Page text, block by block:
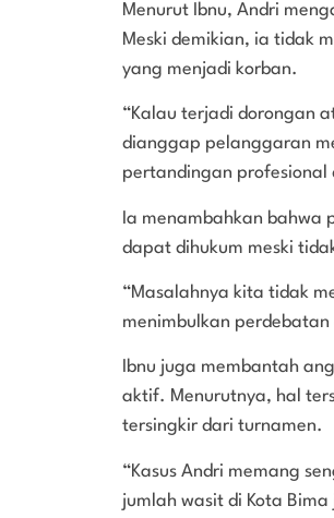
Menurut Ibnu, Andri
Meski demikian, ia tidak
yang menjadi korban.
“Kalau terjadi dorongan
dianggap pelanggaran
pertandingan profesional
Ia menambahkan
dapat dihukum meski
“Masalahnya kita tidak
menimbulkan
Ibnu juga membantah
aktif. Menurutnya, hal
tersingkir dari turnamen.
“Kasus Andri memang
jumlah wasit di Kota